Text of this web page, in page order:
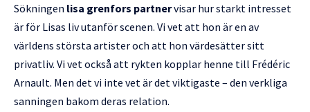
Sökningen lisa grenfors partnervisar hur starkt intresset
är för Lisas liv utanför scenen. Vi vet att hon är en av
världens största artister och att hon värdesätter sitt
privatliv. Vi vet också att rykten kopplar henne till Frédéric
Arnault. Men det vi inte vet är det viktigaste – den verkliga
sanningen bakom deras relation.